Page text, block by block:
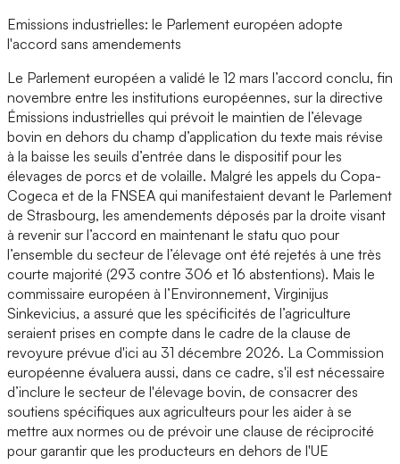
Emissions industrielles: le Parlement européen adopte
l'accord sans amendements
Le Parlement européen a validé le 12 mars l’accord conclu, fin
novembre entre les institutions européennes, sur la directive
Émissions industrielles qui prévoit le maintien de l’élevage
bovin en dehors du champ d’application du texte mais révise
à la baisse les seuils d’entrée dans le dispositif pour les
élevages de porcs et de volaille. Malgré les appels du Copa-
Cogeca et de la FNSEA qui manifestaient devant le Parlement
de Strasbourg, les amendements déposés par la droite visant
à revenir sur l’accord en maintenant le statu quo pour
l’ensemble du secteur de l’élevage ont été rejetés à une très
courte majorité (293 contre 306 et 16 abstentions). Mais le
commissaire européen à l’Environnement, Virginijus
Sinkevicius, a assuré que les spécificités de l’agriculture
seraient prises en compte dans le cadre de la clause de
revoyure prévue d'ici au 31 décembre 2026. La Commission
européenne évaluera aussi, dans ce cadre, s'il est nécessaire
d’inclure le secteur de l'élevage bovin, de consacrer des
soutiens spécifiques aux agriculteurs pour les aider à se
mettre aux normes ou de prévoir une clause de réciprocité
pour garantir que les producteurs en dehors de l'UE